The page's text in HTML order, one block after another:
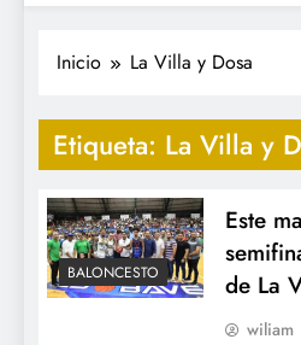
Digital"
Inicio La Villa y Dosa
Etiqueta: La Villa y
BALONCESTO
Este
de La
wiliam